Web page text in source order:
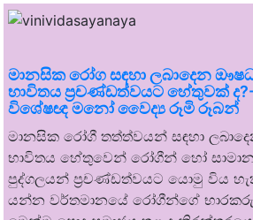
මානසික රෝග සඳහා ලබාදෙන
භාවිතය ප්‍රචණ්ඩත්වයට හේතුවක්
විශේෂඥ මනෝ වෛද්‍ය රූමි රූබන්
මානසික රෝගී තත්ත්වයන් සඳහා
භාවිතය හේතුවෙන් රෝගීන් හෝ
පුද්ගලයන් ප්‍රචණ්ඩත්වයට යොමු විය
යන්න වර්තමානයේ රෝගීන්ගේ